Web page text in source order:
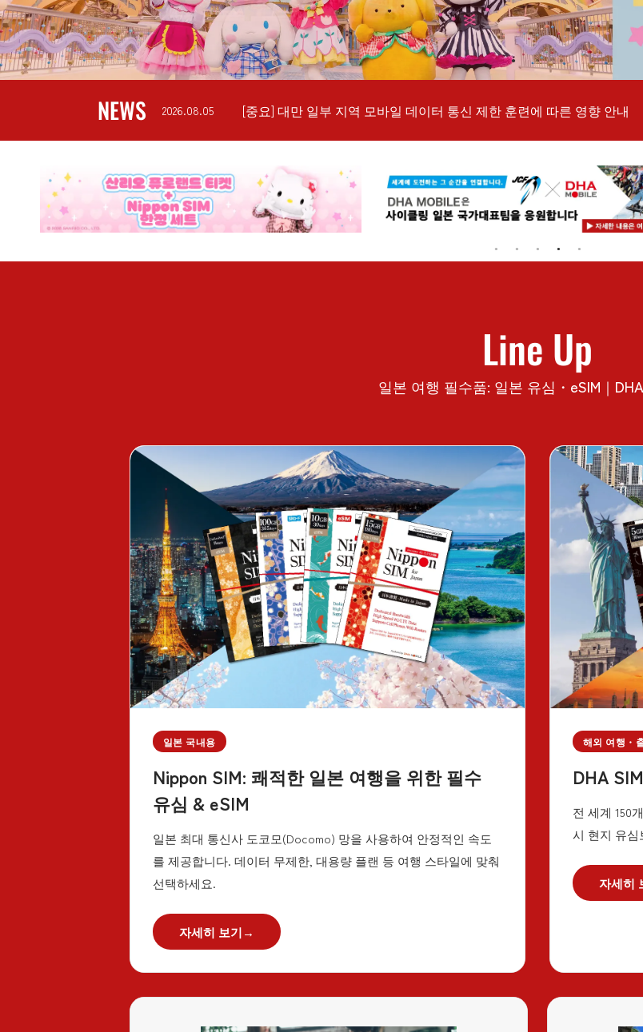
NEWS 2026.08.05 [중요] 대만 일부 지역 모바일 데이터 통신 제한 훈련에 따른 영향 안내
Line Up
일본 여행 필수품: 일본 유심・eSIM｜
일본 국내용
Nippon SIM: 쾌적한 일본 여행을 위한 필수
유심 & eSIM
일본 최대 통신사 도코모(Docomo) 망을 사용하여 안정적인 속도
를 제공합니다. 데이터 무제한, 대용량 플랜 등 여행 스타일에 맞춰
선택하세요.
자세히 보기
해외 여행・
DHA
전 세계 150
시 현지 유
자세히